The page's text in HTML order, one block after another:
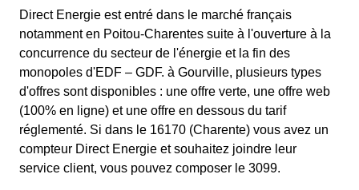
Direct Energie est entré dans le marché français
notamment en Poitou-Charentes suite à l'ouverture à la
concurrence du secteur de l'énergie et la fin des
monopoles d'EDF – GDF. à Gourville, plusieurs types
d'offres sont disponibles : une offre verte, une offre web
(100% en ligne) et une offre en dessous du tarif
réglementé. Si dans le 16170 (Charente) vous avez un
compteur Direct Energie et souhaitez joindre leur
service client, vous pouvez composer le 3099.